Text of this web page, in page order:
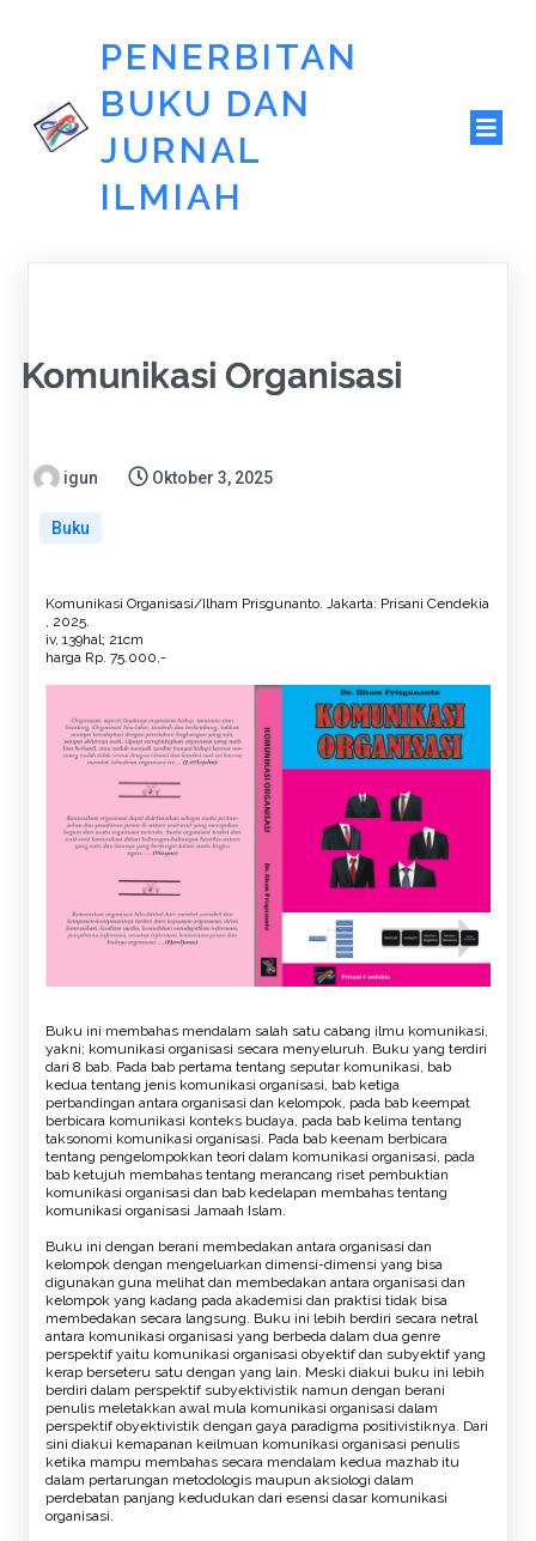
PENERBITAN
BUKU DAN
JURNAL
ILMIAH
Komunikasi Organisasi
igun Oktober 3, 2025
Buku
Komunikasi Organisasi/Ilham Prisgunanto. Jakarta: Prisani Cendekia
, 2025.
iv, 139hal; 21cm
harga Rp. 75.000,-
Buku ini membahas mendalam salah satu cabang ilmu komunikasi,
yakni; komunikasi organisasi secara menyeluruh. Buku yang terdiri
dari 8 bab. Pada bab pertama tentang seputar komunikasi, bab
kedua tentang jenis komunikasi organisasi, bab ketiga
perbandingan antara organisasi dan kelompok, pada bab keempat
berbicara komunikasi konteks budaya, pada bab kelima tentang
taksonomi komunikasi organisasi. Pada bab keenam berbicara
tentang pengelompokkan teori dalam komunikasi organisasi, pada
bab ketujuh membahas tentang merancang riset pembuktian
komunikasi organisasi dan bab kedelapan membahas tentang
komunikasi organisasi Jamaah Islam.
Buku ini dengan berani membedakan antara organisasi dan
kelompok dengan mengeluarkan dimensi-dimensi yang bisa
digunakan guna melihat dan membedakan antara organisasi dan
kelompok yang kadang pada akademisi dan praktisi tidak bisa
membedakan secara langsung. Buku ini lebih berdiri secara netral
antara komunikasi organisasi yang berbeda dalam dua genre
perspektif yaitu komunikasi organisasi obyektif dan subyektif yang
kerap berseteru satu dengan yang lain. Meski diakui buku ini lebih
berdiri dalam perspektif subyektivistik namun dengan berani
penulis meletakkan awal mula komunikasi organisasi dalam
perspektif obyektivistik dengan gaya paradigma positivistiknya. Dari
sini diakui kemapanan keilmuan komunikasi organisasi penulis
ketika mampu membahas secara mendalam kedua mazhab itu
dalam pertarungan metodologis maupun aksiologi dalam
perdebatan panjang kedudukan dari esensi dasar komunikasi
organisasi.